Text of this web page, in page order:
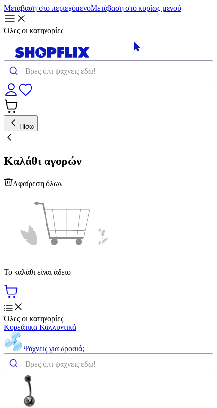
Μετάβαση στο περιεχόμενοΜετάβαση στο κυρίως μενού
Όλες οι κατηγορίες
Πίσω
Καλάθι αγορών
Αφαίρεση όλων
Το καλάθι είναι άδειο
Όλες οι κατηγορίες
Κορεάτικα Καλλυντικά
Ψάχνεις για δροσιά;